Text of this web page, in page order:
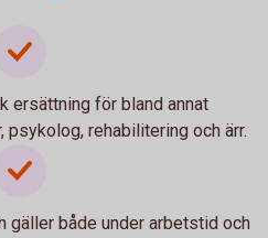
ersättning för bland annat
psykolog, rehabilitering och ärr.
gäller både under arbetstid och